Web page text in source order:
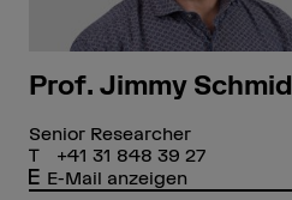
Prof. Jimmy Schmid
Senior Researcher
+41 31 848 39 27
E-Mail anzeigen